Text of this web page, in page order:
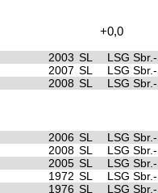
+0,0
2003 SL
LSG
2007 SL
LSG
2008 SL LSG
2006 SL
LSG
2008 SL
LSG
2005 SL
LSG
1972 SL
LSG
1976 SL
LSG